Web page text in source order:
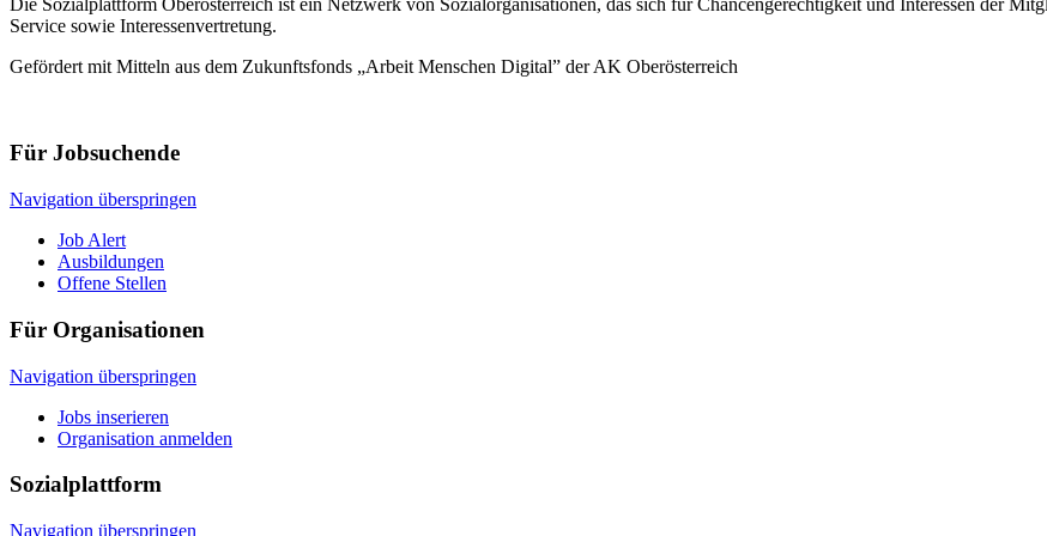
Service sowie Interessenvertretung.
Gefördert mit Mitteln aus dem Zukunftsfonds „Arbeit Menschen Digital” der AK Oberösterreich
Für Jobsuchende
Navigation überspringen
Job Alert
Ausbildungen
Offene Stellen
Für Organisationen
Navigation überspringen
Jobs inserieren
Organisation anmelden
Sozialplattform
Navigation überspringen